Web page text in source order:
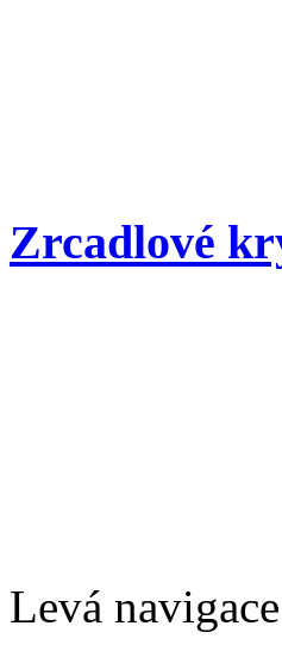
Zrcadlové
Levá navigace